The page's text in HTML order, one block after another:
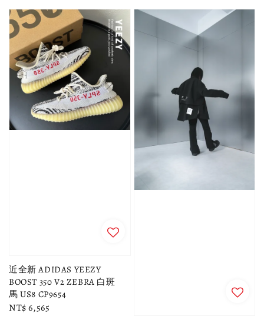
近全新 ADIDAS YEEZY
BOOST 350 V2 ZEBRA 白斑
馬 US8 CP9654
Regular
NT$ 6,565